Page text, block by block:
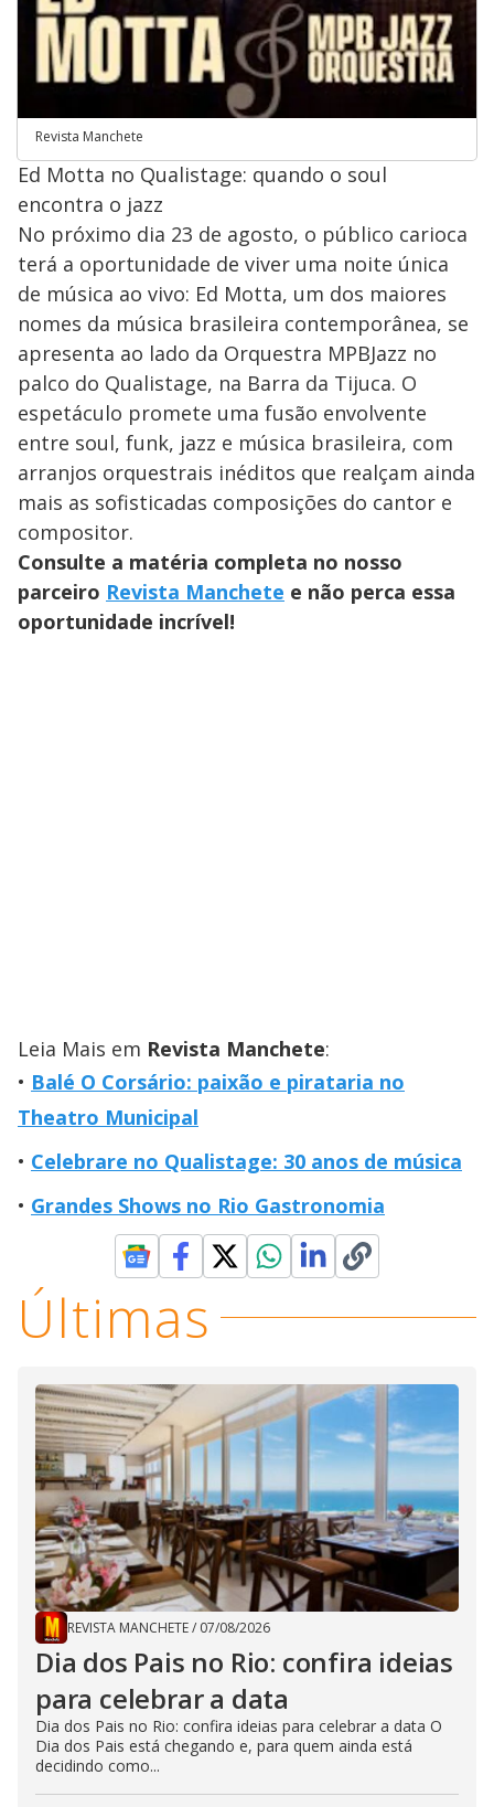
Revista Manchete
Ed Motta no Qualistage: quando o soul
encontra o jazz
No próximo dia 23 de agosto, o público carioca
terá a oportunidade de viver uma noite única
de música ao vivo: Ed Motta, um dos maiores
nomes da música brasileira contemporânea, se
apresenta ao lado da Orquestra MPBJazz no
palco do Qualistage, na Barra da Tijuca. O
espetáculo promete uma fusão envolvente
entre soul, funk, jazz e música brasileira, com
arranjos orquestrais inéditos que realçam ainda
mais as sofisticadas composições do cantor e
compositor.
Consulte a matéria completa no nosso
parceiro Revista Manchete e não perca essa
oportunidade incrível!
Leia Mais em Revista Manchete:
Balé O Corsário: paixão e pirataria no
Theatro Municipal
Celebrare no Qualistage: 30 anos de música
Grandes Shows no Rio Gastronomia
Últimas
REVISTA MANCHETE/ 07/08/2026
Dia dos Pais no Rio: confira ideias
para celebrar a data
Dia dos Pais no Rio: confira ideias para celebrar a data O
Dia dos Pais está chegando e, para quem ainda está
decidindo como...